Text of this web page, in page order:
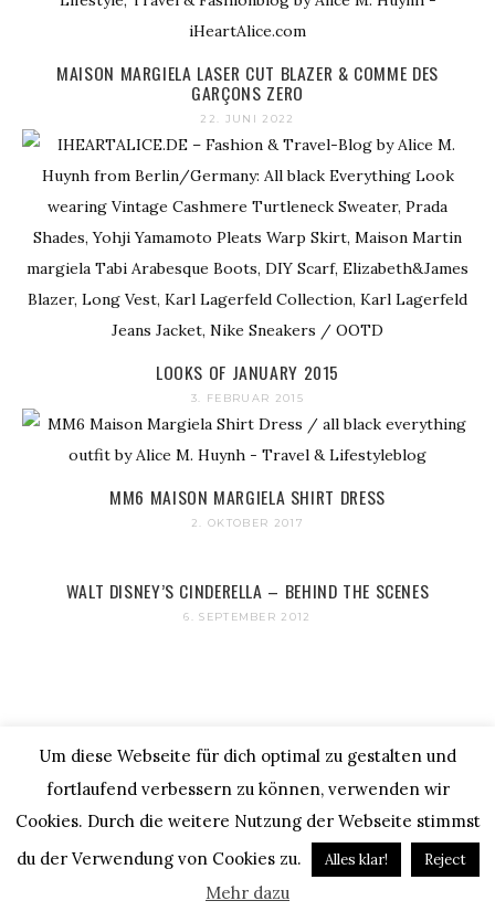
MAISON MARGIELA LASER CUT BLAZER & COMME DES
GARÇONS ZERO
22. JUNI 2022
LOOKS OF JANUARY 2015
3. FEBRUAR 2015
MM6 MAISON MARGIELA SHIRT DRESS
2. OKTOBER 2017
WALT DISNEY’S CINDERELLA – BEHIND THE SCENES
6. SEPTEMBER 2012
TRAVEL WITH ALICE AROUND THE WORLD!
Um diese Webseite für dich optimal zu gestalten und
fortlaufend verbessern zu können, verwenden wir
Cookies. Durch die weitere Nutzung der Webseite stimmst
du der Verwendung von Cookies zu.
Alles klar! Reject
Mehr dazu